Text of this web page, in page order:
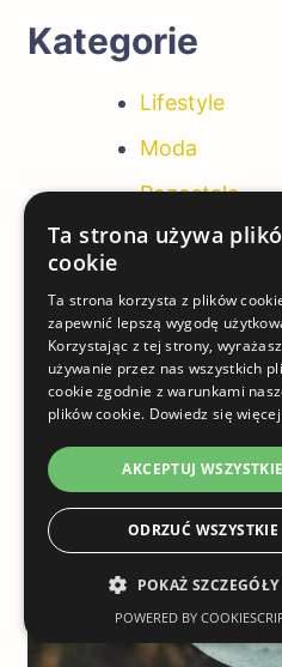
Kategorie
Lifestyle
Moda
Pozostałe
Zdrowie i
Możesz
Ta strona używa
cookie
Ta strona korzysta z plików
zapewnić lepszą wygodę
Korzystając z tej strony,
używanie przez nas wszystkich
cookie zgodnie z warunkami
plików cookie. Dowiedz się więcej
AKCEPTUJ WSZYSTKIE
ODRZUĆ WSZYSTKIE
POKAŻ SZCZEGÓŁY
POWERED BY